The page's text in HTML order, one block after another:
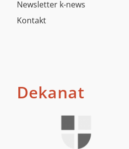
Newsletter k-news
Kontakt
Dekanat